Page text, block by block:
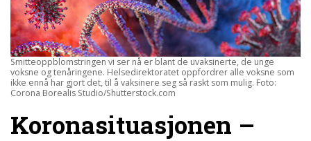
Smitteoppblomstringen vi ser nå er blant de uvaksinerte, de unge
voksne og tenåringene. Helsedirektoratet oppfordrer alle voksne som
ikke ennå har gjort det, til å vaksinere seg så raskt som mulig. Foto:
Corona Borealis Studio/Shutterstock.com
Koronasituasjonen –